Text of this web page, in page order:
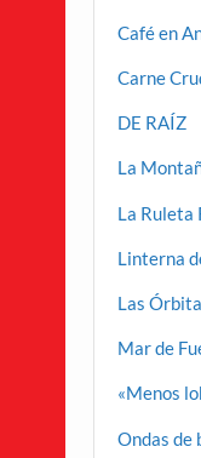
Café en
Carne
DE RAÍZ
La
La Ruleta
Linterna
Las
Mar de
«Menos
Ondas de